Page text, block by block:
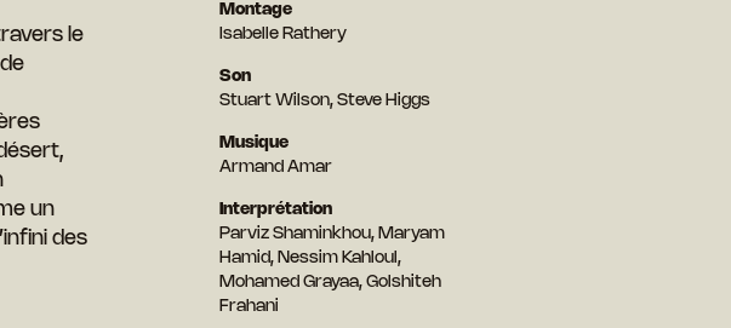
le
un
des
Montage
Isabelle Rathery
Son
Stuart Wilson, Steve Higgs
Musique
Armand Amar
Interprétation
Parviz Shaminkhou, Maryam
Hamid, Nessim Kahloul,
Mohamed Grayaa, Golshiteh
Frahani